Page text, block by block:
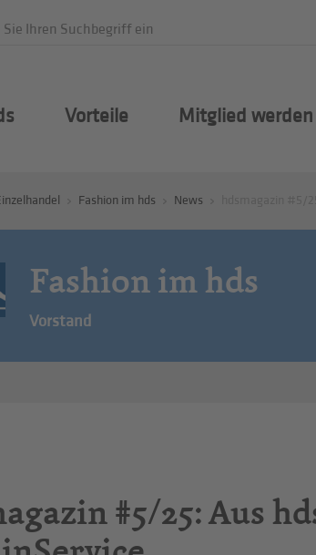
Vorteile Mitglied werden
Fashion im hds News
Fashion im hds
Vorstand
#5/25: Aus